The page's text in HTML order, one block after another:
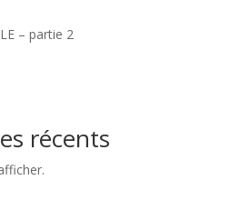
– partie 2
récents